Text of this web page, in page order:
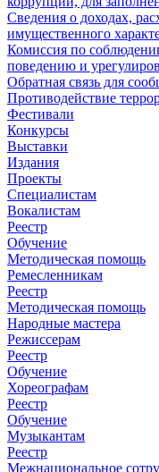
Сведения о доходах,
имущественного
Комиссия по
поведению и
Обратная связь для
Противодействие
Фестивали
Конкурсы
Выставки
Издания
Проекты
Специалистам
Вокалистам
Реестр
Обучение
Методическая помощь
Ремесленникам
Реестр
Методическая помощь
Народные мастера
Режиссерам
Реестр
Обучение
Хореографам
Реестр
Обучение
Музыкантам
Реестр
Межнациональное